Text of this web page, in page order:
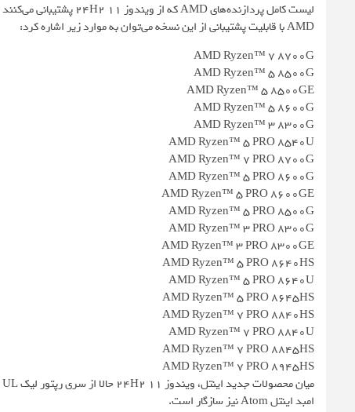
لیست کامل پردازنده‌های AMD که از ویندوز 11 24H2 پشتیبانی می‌کنند
AMD با قابلیت پشتیبانی از این نسخه می‌توان به موارد زیر اشاره کرد:
AMD Ryzen™ 7 8700G
AMD Ryzen™ 5 8500G
AMD Ryzen™ 5 8500GE
AMD Ryzen™ 5 8600G
AMD Ryzen™ 3 8300G
AMD Ryzen™ 5 PRO 8540U
AMD Ryzen™ 7 PRO 8700G
AMD Ryzen™ 5 PRO 8600G
AMD Ryzen™ 5 PRO 8600GE
AMD Ryzen™ 5 PRO 8500G
AMD Ryzen™ 3 PRO 8300G
AMD Ryzen™ 3 PRO 8300GE
AMD Ryzen™ 5 PRO 8640HS
AMD Ryzen™ 5 PRO 8640U
AMD Ryzen™ 5 PRO 8645HS
AMD Ryzen™ 7 PRO 8840HS
AMD Ryzen™ 7 PRO 8840U
AMD Ryzen™ 7 PRO 8845HS
AMD Ryzen™ 7 PRO 8945HS
امبد اینتل Atom نیز سازگار است.